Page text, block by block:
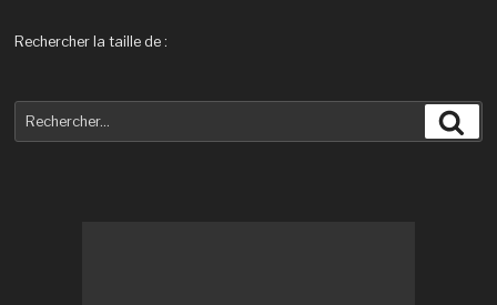
Rechercher la taille de :
pour